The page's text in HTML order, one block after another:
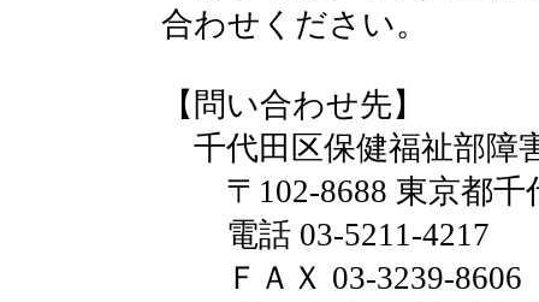
合わせください。
【問い合わせ先】
千代田区保健福祉部障
〒102-8688 東京都千
電話 03-5211-4217
ＦＡＸ 03-3239-8606